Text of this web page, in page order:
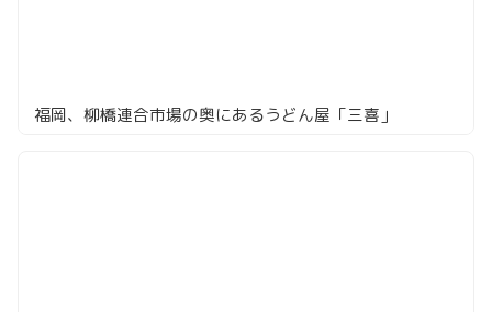
福岡、柳橋連合市場の奥にあるうどん屋「三喜」